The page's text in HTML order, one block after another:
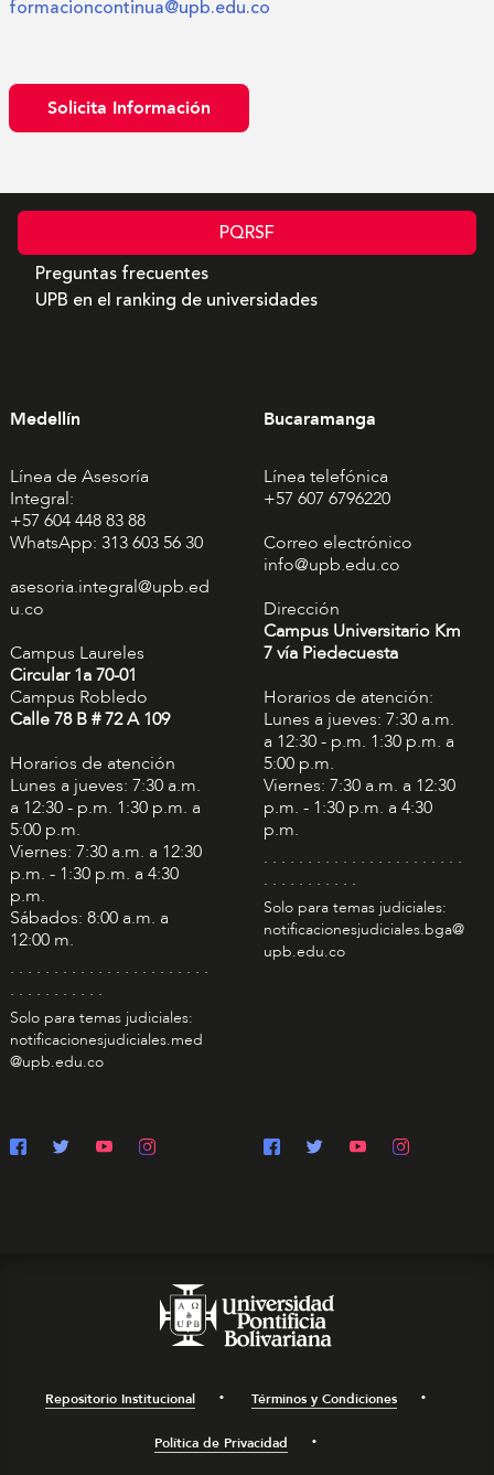
formacioncontinua@upb.edu.co
Solicita Información
PQRSF
Preguntas frecuentes
UPB en el ranking de universidades
Medellín
Línea de Asesoría
Integral:
+57 604 448 83 88
WhatsApp: 313 603 56 30
asesoria.integral@upb.ed
u.co
Campus Laureles
Circular 1a 70-01
Campus Robledo
Calle 78 B # 72 A 109
Horarios de atención
Lunes a jueves: 7:30 a.m.
a 12:30 - p.m. 1:30 p.m. a
5:00 p.m.
Viernes: 7:30 a.m. a 12:30
p.m. - 1:30 p.m. a 4:30
p.m.
Sábados: 8:00 a.m. a
12:00 m.
. . . . . . . . . . . . . . . . . . . . . . .
. . . . . . . . . . .
Solo para temas judiciales:
notificacionesjudiciales.med
@upb.edu.co
Bucaramanga
Línea telefónica
+57 607 6796220
Correo electrónico
info@upb.edu.co
Dirección
Campus Universitario Km
7 vía Piedecuesta
Horarios de atención:
Lunes a jueves: 7:30 a.m.
a 12:30 - p.m. 1:30 p.m. a
5:00 p.m.
Viernes: 7:30 a.m. a 12:30
p.m. - 1:30 p.m. a 4:30
p.m.
. . . . . . . . . . . . . . . . . . . . . . .
. . . . . . . . . . .
Solo para temas judiciales:
notificacionesjudiciales.bga@
upb.edu.co
Repositorio Institucional Términos y Condiciones
Política de Privacidad